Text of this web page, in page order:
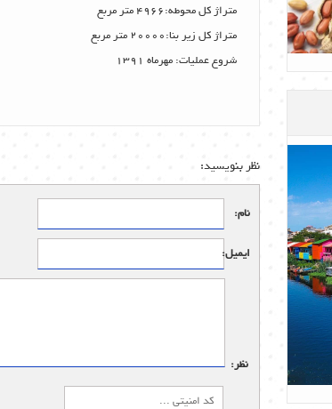
متراژ کل محوطه:4966 متر مربع
متراژ کل زیر بنا:20000 متر مربع
شروع عملیات: مهرماه 1391
نظر بنویسید:
نام:
ایمیل:
نظر: